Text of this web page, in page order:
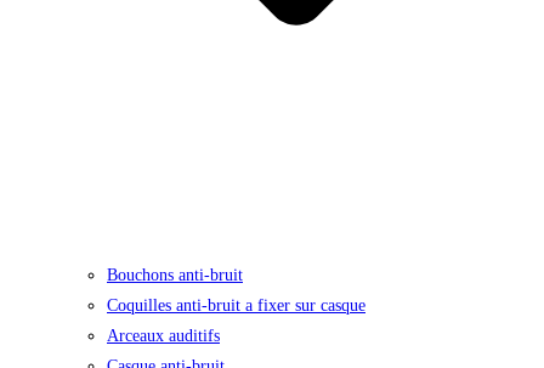
Bouchons anti-bruit
Coquilles anti-bruit a fixer sur casque
Arceaux auditifs